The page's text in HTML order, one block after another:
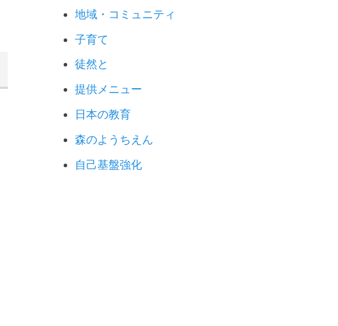
地域・コミュニティ
子育て
徒然と
提供メニュー
日本の教育
森のようちえん
自己基盤強化